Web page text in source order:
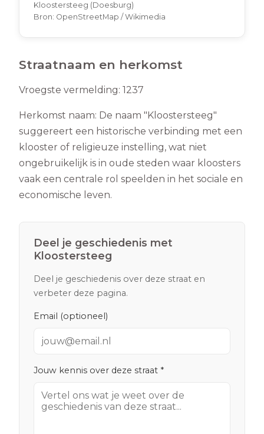
Kloostersteeg (Doesburg)
Bron: OpenStreetMap / Wikimedia
Straatnaam en herkomst
Vroegste vermelding: 1237
Herkomst naam: De naam "Kloostersteeg"
suggereert een historische verbinding met een
klooster of religieuze instelling, wat niet
ongebruikelijk is in oude steden waar kloosters
vaak een centrale rol speelden in het sociale en
economische leven.
Deel je geschiedenis met
Kloostersteeg
Deel je geschiedenis over deze straat en
verbeter deze pagina.
Email (optioneel)
Jouw kennis over deze straat *